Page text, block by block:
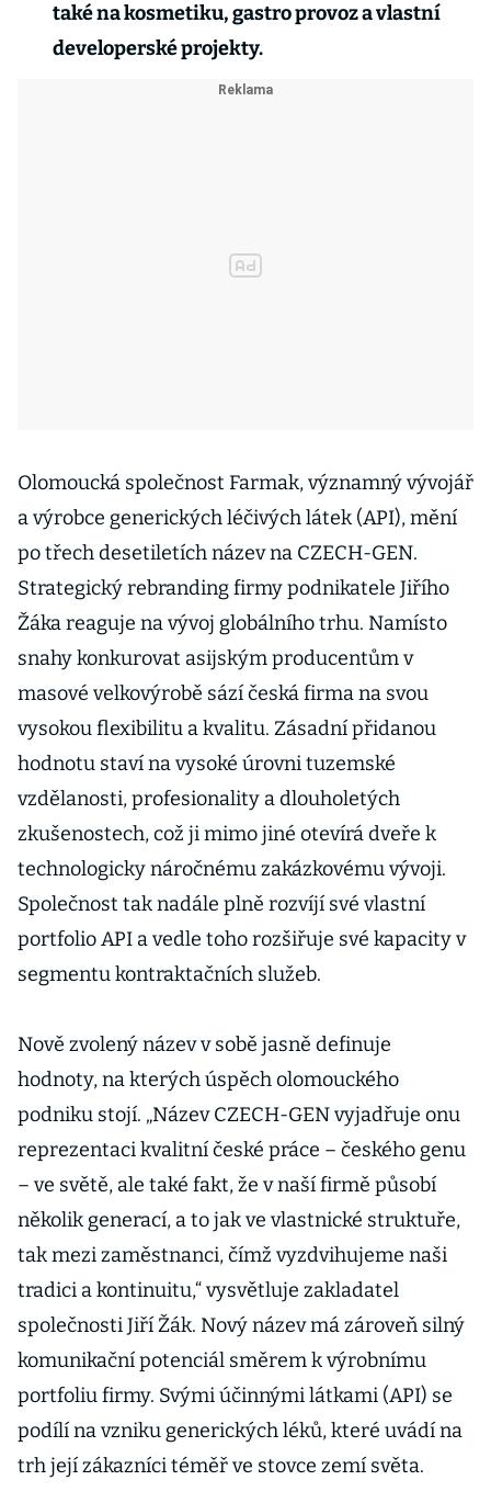
také na kosmetiku, gastro provoz a vlastní
developerské projekty.
Olomoucká společnost Farmak, významný vývojář
a výrobce generických léčivých látek (API), mění
po třech desetiletích název na CZECH-GEN.
Strategický rebranding firmy podnikatele Jiřího
Žáka reaguje na vývoj globálního trhu. Namísto
snahy konkurovat asijským producentům v
masové velkovýrobě sází česká firma na svou
vysokou flexibilitu a kvalitu. Zásadní přidanou
hodnotu staví na vysoké úrovni tuzemské
vzdělanosti, profesionality a dlouholetých
zkušenostech, což ji mimo jiné otevírá dveře k
technologicky náročnému zakázkovému vývoji.
Společnost tak nadále plně rozvíjí své vlastní
portfolio API a vedle toho rozšiřuje své kapacity v
segmentu kontraktačních služeb.
Nově zvolený název v sobě jasně definuje
hodnoty, na kterých úspěch olomouckého
podniku stojí. „Název CZECH-GEN vyjadřuje onu
reprezentaci kvalitní české práce – českého genu
– ve světě, ale také fakt, že v naší firmě působí
několik generací, a to jak ve vlastnické struktuře,
tak mezi zaměstnanci, čímž vyzdvihujeme naši
tradici a kontinuitu,“ vysvětluje zakladatel
společnosti Jiří Žák. Nový název má zároveň silný
komunikační potenciál směrem k výrobnímu
portfoliu firmy. Svými účinnými látkami (API) se
podílí na vzniku generických léků, které uvádí na
trh její zákazníci téměř ve stovce zemí světa.